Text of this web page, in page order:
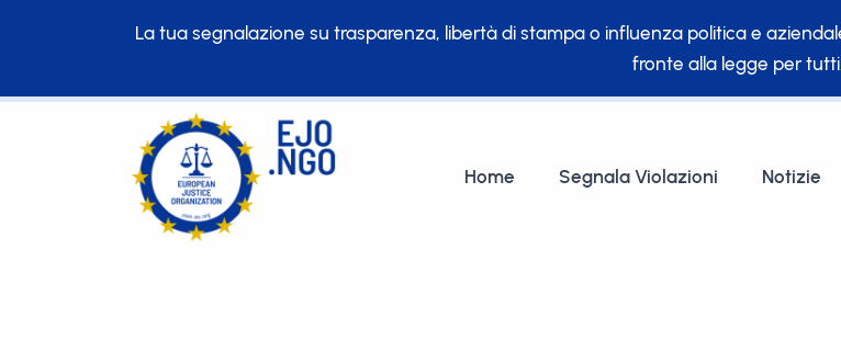
La tua segnalazione su trasparenza, libertà di stampa o influenza politica e
fronte alla legge per
Home Segnala Violazioni Notizie